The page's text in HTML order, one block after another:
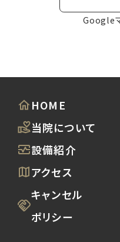
Google
HOME
当院について
設備紹介
アクセス
キャンセル
ポリシー